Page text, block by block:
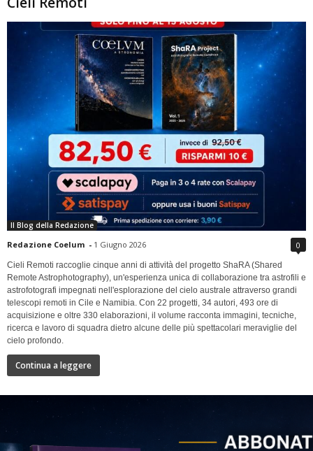
Il Blog della Redazione
Redazione Coelum - 1 Giugno 2026 0
Cieli Remoti raccoglie cinque anni di attività del progetto ShaRA (Shared
Remote Astrophotography), un'esperienza unica di collaborazione tra astrofili e
astrofotografi impegnati nell'esplorazione del cielo australe attraverso grandi
telescopi remoti in Cile e Namibia. Con 22 progetti, 34 autori, 493 ore di
acquisizione e oltre 330 elaborazioni, il volume racconta immagini, tecniche,
ricerca e lavoro di squadra dietro alcune delle più spettacolari meraviglie del
cielo profondo.
Continua a leggere